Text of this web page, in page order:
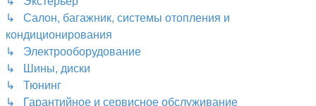
↳ Салон, багажник, системы отопления и
кондиционирования
↳ Электрооборудование
↳ Шины, диски
↳ Тюнинг
↳ Гарантийное и сервисное обслуживание